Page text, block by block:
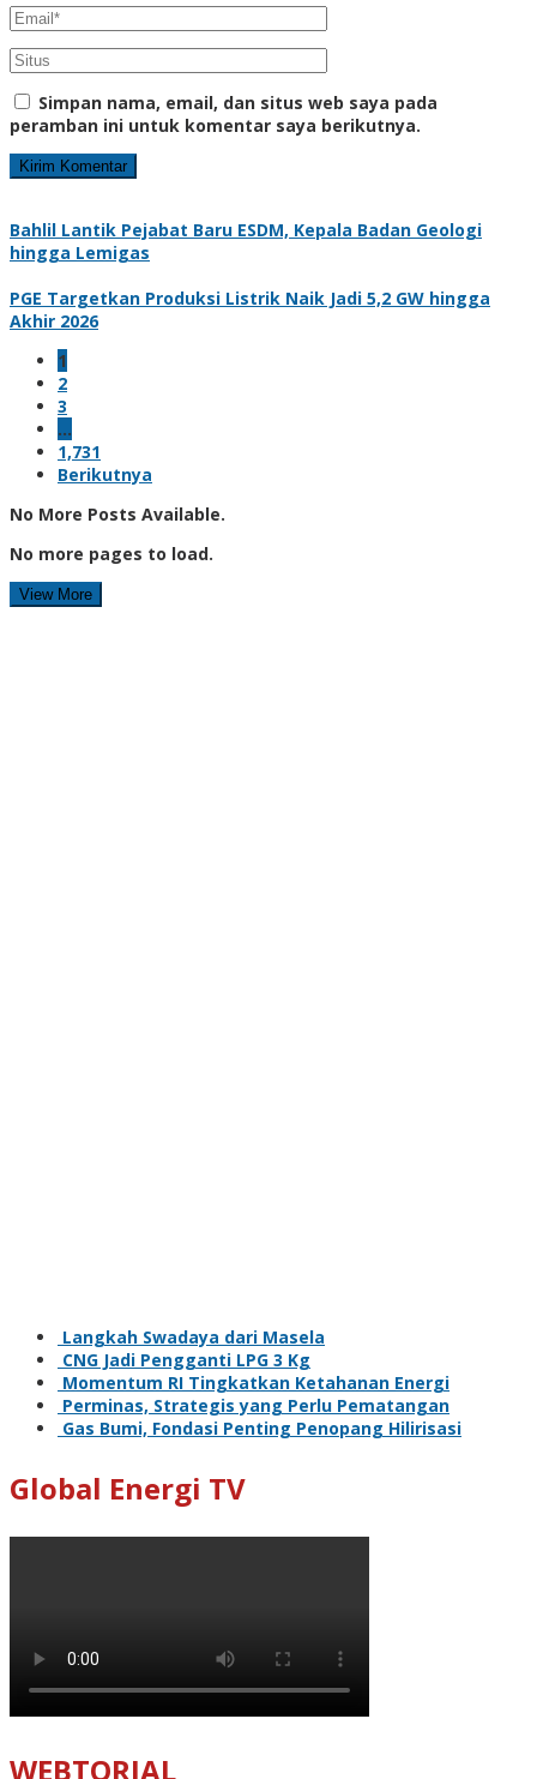
Simpan nama, email, dan situs web saya pada
peramban ini untuk komentar saya berikutnya.
Bahlil Lantik Pejabat Baru ESDM, Kepala Badan Geologi
hingga Lemigas
PGE Targetkan Produksi Listrik Naik Jadi 5,2 GW hingga
Akhir 2026
1
2
3
…
1,731
Berikutnya
No More Posts Available.
No more pages to load.
View More
Langkah Swadaya dari Masela
CNG Jadi Pengganti LPG 3 Kg
Momentum RI Tingkatkan Ketahanan Energi
Perminas, Strategis yang Perlu Pematangan
Gas Bumi, Fondasi Penting Penopang Hilirisasi
Global Energi TV
WEBTORIAL